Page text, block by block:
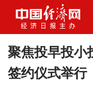
聚焦投早投小
签约仪式举行